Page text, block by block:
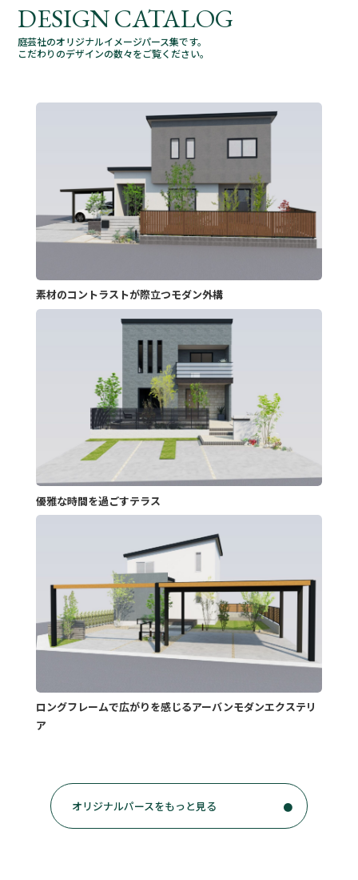
DESIGN CATALOG
庭芸社のオリジナルイメージパース集です。
こだわりのデザインの数々をご覧ください。
素材のコントラストが際立つモダン外構
優雅な時間を過ごすテラス
ロングフレームで広がりを感じるアーバンモダンエクステリ
ア
オリジナルパースをもっと見る